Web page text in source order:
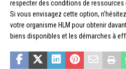
respecter des conditions de ressources
Si vous envisagez cette option,
votre organisme HLM pour obtenir
biens disponibles et les démarches à